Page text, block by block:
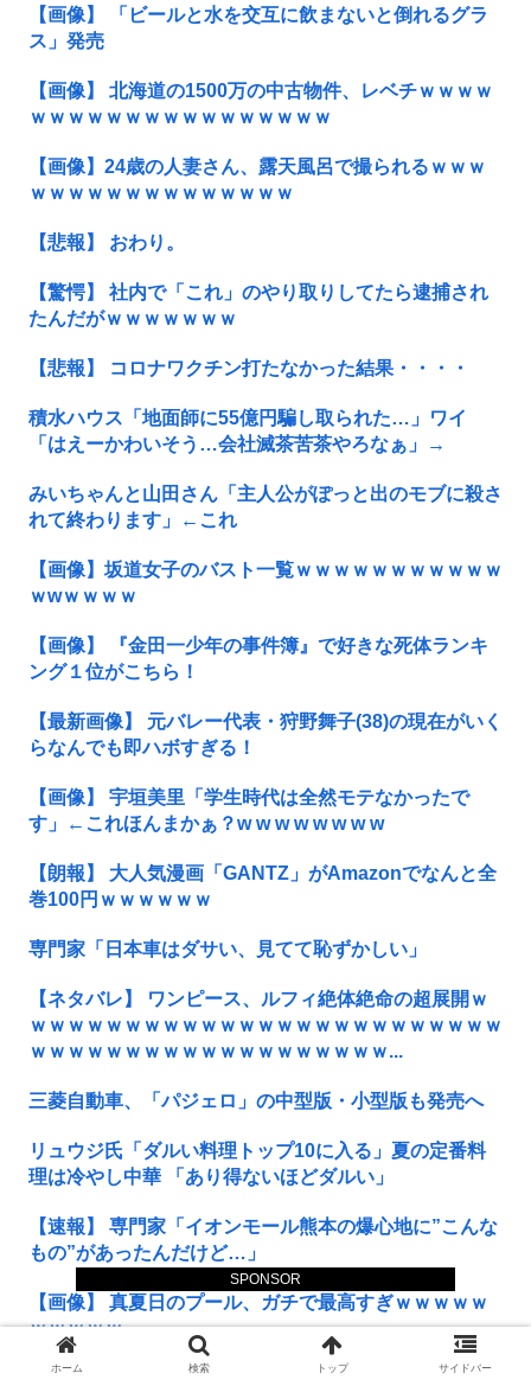
SPONSOR
【画像】 「ビールと水を交互に飲まないと倒れるグラ
ス」発売
【画像】 北海道の1500万の中古物件、レベチｗｗｗｗ
ｗｗｗｗｗｗｗｗｗｗｗｗｗｗｗｗ
【画像】24歳の人妻さん、露天風呂で撮られるｗｗｗ
ｗｗｗｗｗｗｗｗｗｗｗｗｗｗ
【悲報】 おわり。
【驚愕】 社内で「これ」のやり取りしてたら逮捕され
たんだがｗｗｗｗｗｗｗ
【悲報】 コロナワクチン打たなかった結果・・・・
積水ハウス「地面師に55億円騙し取られた…」ワイ
「はえーかわいそう…会社滅茶苦茶やろなぁ」→
みいちゃんと山田さん「主人公がぽっと出のモブに殺さ
れて終わります」←これ
【画像】坂道女子のバスト一覧ｗｗｗｗｗｗｗｗｗｗｗ
ｗwｗｗｗｗ
【画像】 『金田一少年の事件簿』で好きな死体ランキ
ング１位がこちら！
【最新画像】 元バレー代表・狩野舞子(38)の現在がいく
らなんでも即ハボすぎる！
【画像】 宇垣美里「学生時代は全然モテなかったで
す」←これほんまかぁ？w w w w w w w w
【朗報】 大人気漫画「GANTZ」がAmazonでなんと全
巻100円ｗｗｗｗｗｗ
専門家「日本車はダサい、見てて恥ずかしい」
【ネタバレ】 ワンピース、ルフィ絶体絶命の超展開ｗ
ｗｗｗｗｗｗｗｗｗｗｗｗｗｗｗｗｗｗｗｗｗｗｗｗｗ
ｗｗｗｗｗｗｗｗｗｗｗｗｗｗｗｗｗｗｗ...
三菱自動車、「パジェロ」の中型版・小型版も発売へ
リュウジ氏「ダルい料理トップ10に入る」夏の定番料
理は冷やし中華 「あり得ないほどダルい」
【速報】 専門家「イオンモール熊本の爆心地に”こんな
もの”があったんだけど…」
【画像】 真夏日のプール、ガチで最高すぎｗｗｗｗｗ
ｗｗｗｗｗ
【私はあなたの味方】 交際歴ゼロの同級生宅に唐揚げ
ホーム 検索 トップ サイドバー